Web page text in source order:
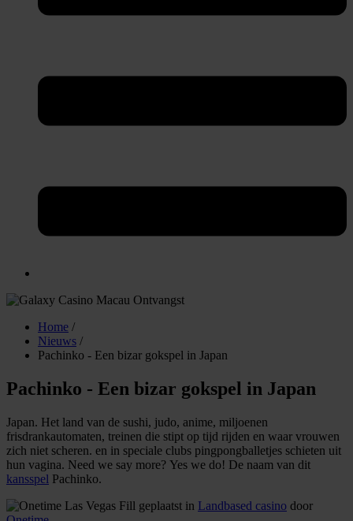
Home /
Nieuws /
Pachinko - Een bizar gokspel in Japan
Pachinko - Een bizar gokspel in Japan
Japan. Het land van de sushi, judo, anime, miljoenen
frisdrankautomaten, treinen die stipt op tijd rijden en waar vrouwen
zich niet scheren. en in speciale clubs pingpongballetjes schieten uit
hun vagina. Need we say more? Yes we do! De naam van dit
kansspel Pachinko.
geplaatst in Landbased casino door